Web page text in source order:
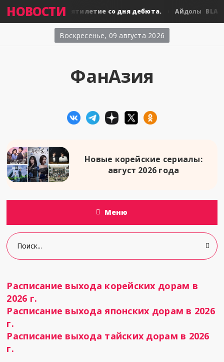
НОВОСТИ
BLACKPINK: десятилетие со дня дебюта. Айдолы
Воскресенье, 09 августа 2026
ФанАзия
Новые корейские сериалы:
август 2026 года
Меню
Расписание выхода корейских дорам в
2026 г.
Расписание выхода японских дорам в 2026
г.
Расписание выхода тайских дорам в 2026
г.